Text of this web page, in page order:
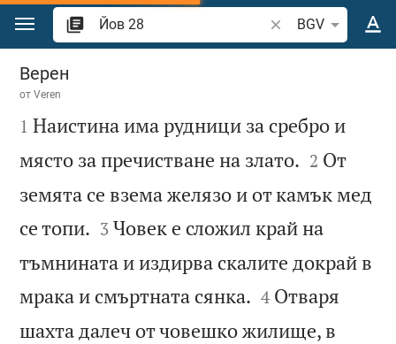
Преминете към съдържанието
Търсете стих или
BGV
Йов 28
Верен
отVeren

1 Наистина има рудници за сребро и
място за пречистване на злато. 

2 От
земята се взема желязо и от камък мед
се топи. 

3 Човек е сложил край на
тъмнината и издирва скалите докрай в
мрака и смъртната сянка. 

4 Отваря
шахта далеч от човешко жилище, в